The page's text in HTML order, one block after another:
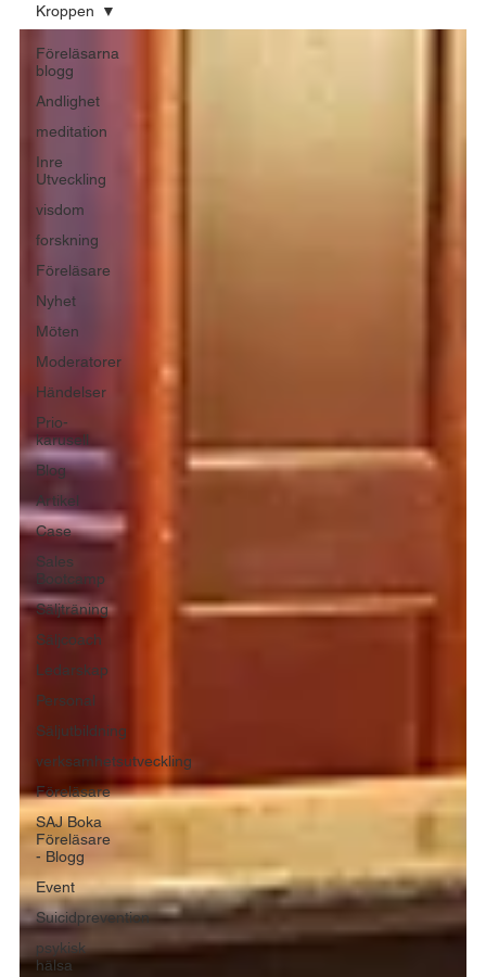
Föreläsarna
blogg
Andlighet
meditation
Inre
Utveckling
visdom
forskning
Föreläsare
Nyhet
Möten
Moderatorer
Händelser
Prio-
karusell
Blog
Artikel
Case
Sales
Bootcamp
Säljträning
Säljcoach
Ledarskap
Personal
Säljutbildning
verksamhetsutveckling
Föreläsare
SAJ Boka
Föreläsare
- Blogg
Event
Suicidprevention
psykisk
hälsa
Kroppen